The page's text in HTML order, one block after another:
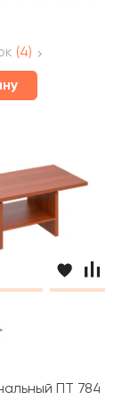
(4)
ПТ 784